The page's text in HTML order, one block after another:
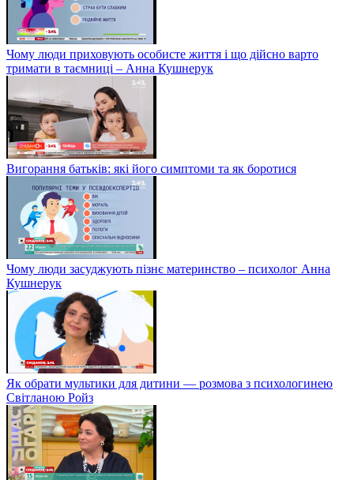
Чому люди приховують особисте життя і що дійсно варто
тримати в таємниці – Анна Кушнерук
Вигорання батьків: які його симптоми та як боротися
Чому люди засуджують пізнє материнство – психолог Анна
Кушнерук
Як обрати мультики для дитини — розмова з психологинею
Світланою Ройз